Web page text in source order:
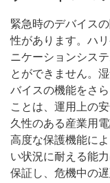
緊急時のデバイス
性があります。ハ
ニケーションシス
とができません。
バイスの機能をさ
ことは、運用上の
久性のある産業用
高度な保護機能に
い状況に耐える能
保証し、危機中の